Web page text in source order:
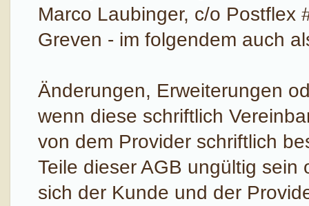
Marco Laubinger, c/o Postflex
Greven - im folgendem auch
Änderungen, Erweiterungen
wenn diese schriftlich
von dem Provider schriftlich
Teile dieser AGB ungültig
sich der Kunde und der